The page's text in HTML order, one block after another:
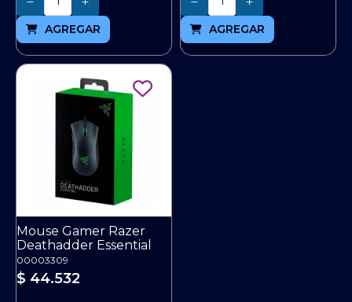
AGREGAR AGREGAR
Mouse Gamer Razer
Deathadder Essential
00003309
$ 44.532